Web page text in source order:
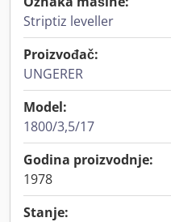
Striptiz leveller
Proizvođač:
UNGERER
Model:
1800/3,5/17
Godina proizvodnje:
1978
Stanje: